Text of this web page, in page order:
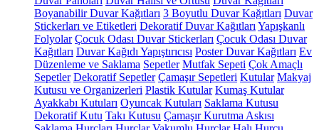
Boyanabilir Duvar Kağıtları 3 Boyutlu Duvar Kağıtları Duvar
Stickerları ve Etiketleri Dekoratif Duvar Kağıtları Yapışkanlı
Folyolar Çocuk Odası Duvar Stickerları Çocuk Odası Duvar
Kağıtları Duvar Kağıdı Yapıştırıcısı Poster Duvar Kağıtları Ev
Düzenleme ve Saklama Sepetler Mutfak Sepeti Çok Amaçlı
Sepetler Dekoratif Sepetler Çamaşır Sepetleri Kutular Makyaj
Kutusu ve Organizerleri Plastik Kutular Kumaş Kutular
Ayakkabı Kutuları Oyuncak Kutuları Saklama Kutusu
Dekoratif Kutu Takı Kutusu Çamaşır Kurutma Askısı